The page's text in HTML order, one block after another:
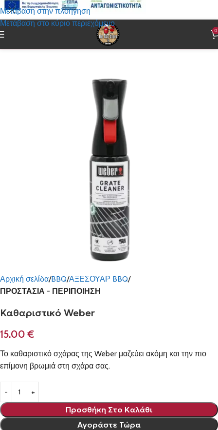
Μετάβαση στην πλοήγηση
Μετάβαση στο κύριο περιεχόμενο
0
Αρχική σελίδα BBQ ΑΞΕΣΟΥΑΡ BBQ
ΠΡΟΣΤΑΣΙΑ - ΠΕΡΙΠΟΙΗΣΗ
Καθαριστικό Weber
15.00€
Το καθαριστικό σχάρας της Weber μαζεύει ακόμη και την πιο
επίμονη βρωμιά στη σχάρα σας.
Προσθήκη Στο Καλάθι
Αγοράστε Τώρα